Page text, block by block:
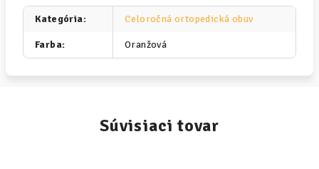
Kategória: Celoročná ortopedická obuv
Farba: Oranžová
Súvisiaci tovar